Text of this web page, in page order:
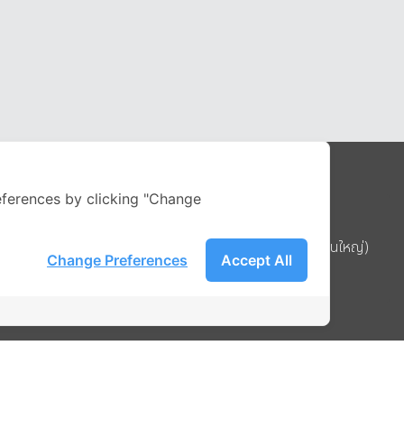
Address
บริษัท อิกไนท์ เอ สตาร์ จำกัด (สำนักงานใหญ่)
ignite สาขา MBK Tower ชั้น 15
by clicking "Change
Accept All
Change Preferences